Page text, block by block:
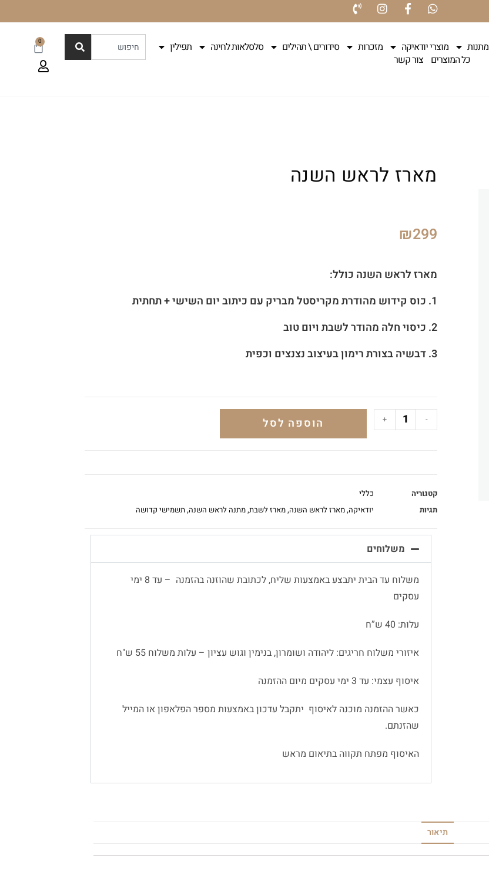
מתנות מוצרי יודאיקה מזכרות סידורים \ תהילים סלסלאות לחינה
תפילין
כל המוצרים צור קשר
0
מארז לראש השנה
₪299
מארז לראש השנה כולל:
1. כוס קידוש מהודרת מקריסטל מבריק עם כיתוב יום השישי + תחתית
2. כיסוי חלה מהודר לשבת ויום טוב
3. דבשיה בצורת רימון בעיצוב נצנצים וכפית
-
+ הוספה לסל
קטגוריה
כללי
תגיות
יודאיקה,מארז לראש השנה,מארז לשבת,מתנה לראש השנה,תשמישי קדושה
משלוחים
משלוח עד הבית יתבצע באמצעות שליח, לכתובת שהוזנה בהזמנה – עד 8 ימי
עסקים
עלות: 40 ש”ח
איזורי משלוח חריגים: ליהודה ושומרון, בנימין וגוש עציון – עלות משלוח 55 ש"ח
איסוף עצמי: עד 3 ימי עסקים מיום ההזמנה
כאשר ההזמנה מוכנה לאיסוף יתקבל עדכון באמצעות מספר הפלאפון או המייל
שהזנתם.
האיסוף מפתח תקווה בתיאום מראש
תיאור